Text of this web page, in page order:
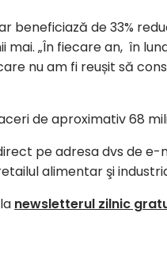
beneficiază de 33%
mai. „În fiecare an, în
nu am fi reușit să
de aproximativ 68
pe adresa dvs de e-
alimentar şi
newsletterul zilnic